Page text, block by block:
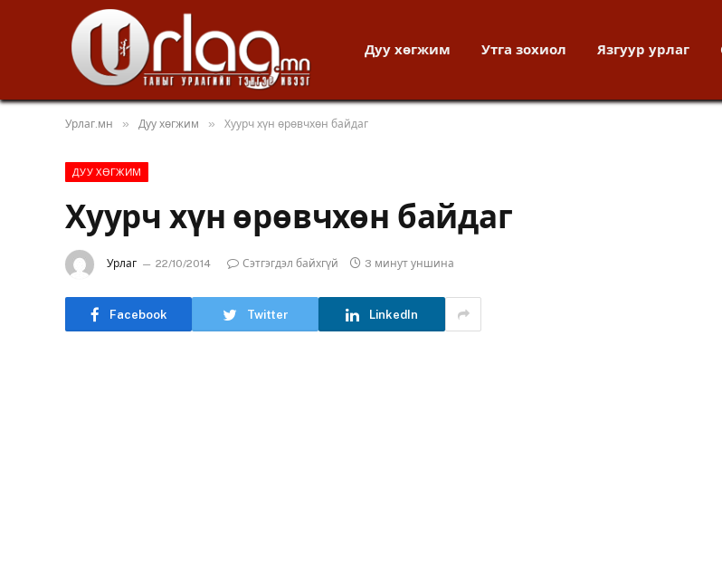
Дуу хөгжим Утга зохиол Язгуур урлаг
Урлаг.мн » Дуу хөгжим » Хуурч хүн өрөвчхөн байдаг
ДУУ ХӨГЖИМ
Хуурч хүн өрөвчхөн байдаг
Урлаг 22/10/2014 Сэтгэгдэл байхгүй 3 минут уншина
Facebook Twitter LinkedIn